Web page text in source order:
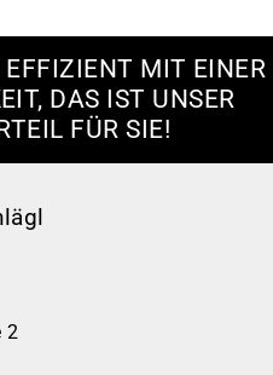
MIT EINER
DAS IST UNSER
FÜR SIE!
2